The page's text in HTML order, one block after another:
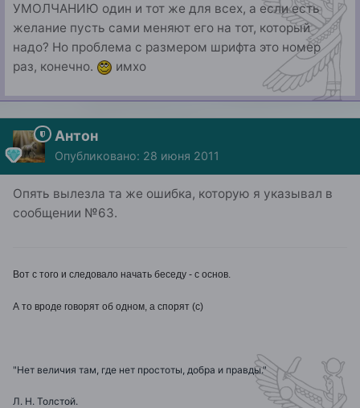
УМОЛЧАНИЮ один и тот же для всех, а если есть
желание пусть сами меняют его на тот, который
надо? Но проблема с размером шрифта это номер
раз, конечно.
имхо
Антон
Опубликовано: 28 июня 2011
Опять вылезла та же ошибка, которую я указывал в
сообщении №63.
Вот с того и следовало начать беседу - с основ.
А то вроде говорят об одном, а спорят (с)
"Нет величия там, где нет простоты, добра и правды."
Л. Н. Толстой.